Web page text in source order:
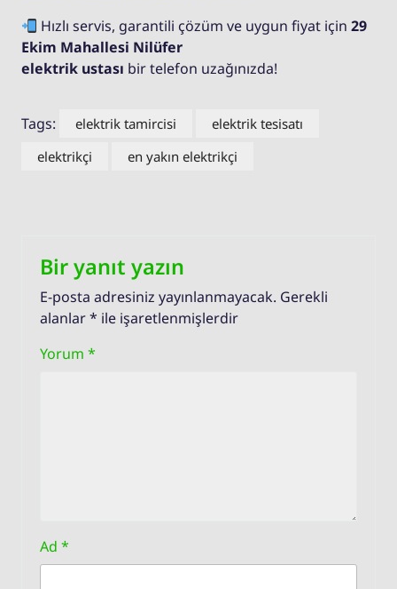
Hızlı servis, garantili çözüm ve uygun fiyat için29
Ekim Mahallesi Nilüfer
elektrik ustası bir telefon uzağınızda!
Tags: elektrik tamircisi
elektrik tesisatı
elektrikçi
en yakın elektrikçi
Bir yanıt yazın
E-posta adresiniz yayınlanmayacak. Gerekli
alanlar* ile işaretlenmişlerdir
Yorum *
Ad *